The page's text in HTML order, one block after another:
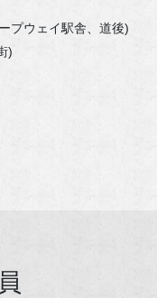
プウェイ駅舎、道後)
)